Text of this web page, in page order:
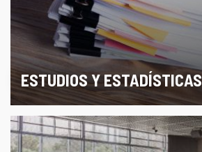
ESTUDIOS Y ESTADÍSTICAS